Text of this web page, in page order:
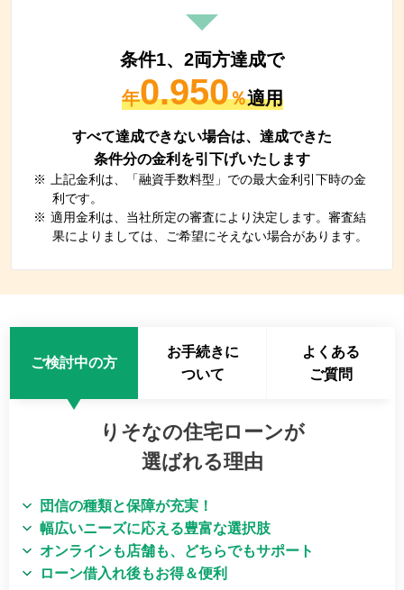
条件1、2両方達成で
年0.950％適用
すべて達成できない場合は、達成できた
条件分の金利を引下げいたします
※
上記金利は、「融資手数料型」での最大金利引下時の金
利です。
※ 適用金利は、当社所定の審査により決定します。審査結
果によりましては、ご希望にそえない場合があります。
ご検討中の方
お手続きに
ついて
よくある
ご質問
りそなの住宅ローンが
選ばれる理由
団信の種類と保障が充実！
幅広いニーズに応える豊富な選択肢
オンラインも店舗も、どちらでもサポート
ローン借入れ後もお得＆便利